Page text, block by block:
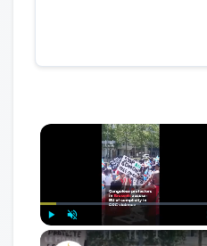
Play Unmute